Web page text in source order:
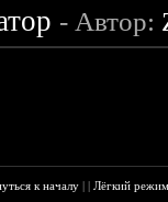
- Автор:
к началу ||Лёгкий